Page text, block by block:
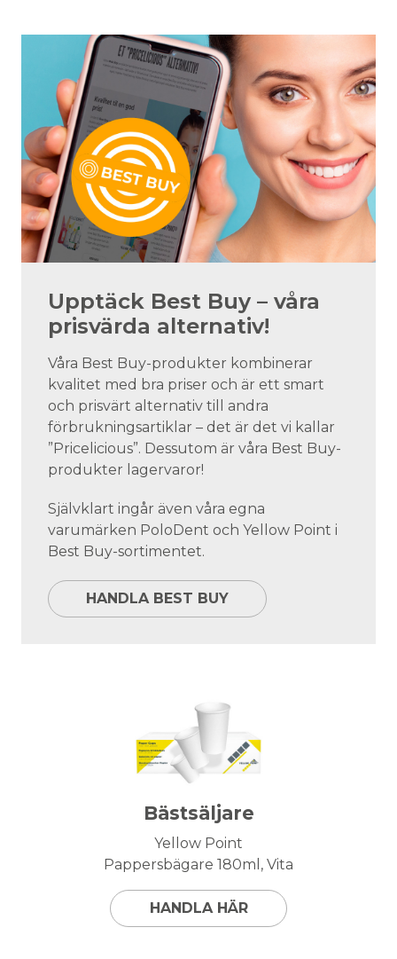
Upptäck Best Buy – våra
prisvärda alternativ!
Våra Best Buy-produkter kombinerar
kvalitet med bra priser och är ett smart
och prisvärt alternativ till andra
förbrukningsartiklar – det är det vi kallar
”Pricelicious”. Dessutom är våra Best Buy-
produkter lagervaror!
Självklart ingår även våra egna
varumärken PoloDent och Yellow Point i
Best Buy-sortimentet.
HANDLA BEST BUY
Bästsäljare
Yellow Point
Pappersbägare 180ml, Vita
HANDLA HÄR